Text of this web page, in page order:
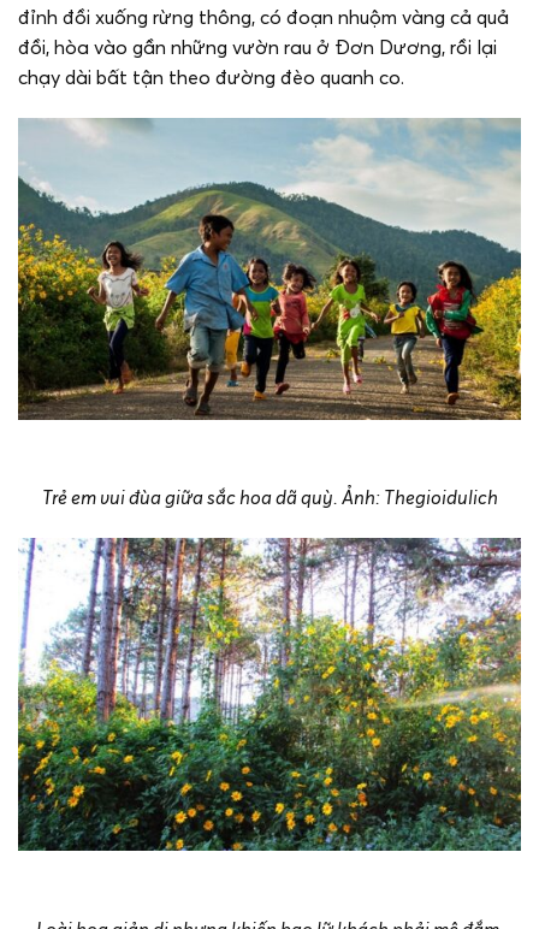
đỉnh đồi xuống rừng thông, có đoạn nhuộm vàng cả quả
đồi, hòa vào gần những vườn rau ở Đơn Dương, rồi lại
chạy dài bất tận theo đường đèo quanh co.
Trẻ em vui đùa giữa sắc hoa dã quỳ. Ảnh: Thegioidulich